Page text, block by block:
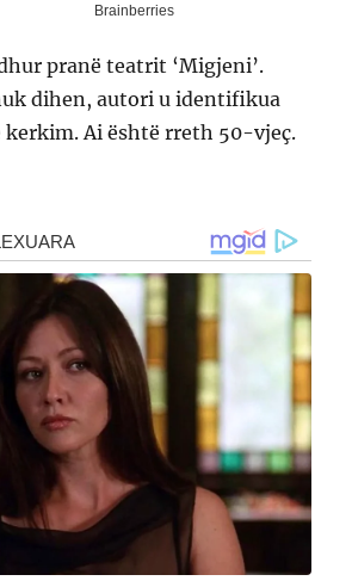
pranë teatrit ‘Migjeni’.
dihen, autori u identifikua
kerkim. Ai është rreth 50-vjeç.